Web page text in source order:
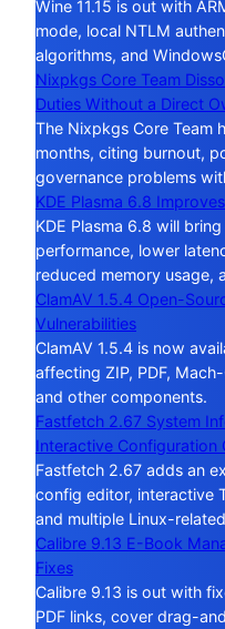
Wine 11.15 is out with
mode, local NTLM
algorithms, and
Nixpkgs Core Team
Duties Without a Direct
The Nixpkgs Core Team
months, citing burnout,
governance problems
KDE Plasma 6.8
KDE Plasma 6.8 will
performance, lower
reduced memory usage,
ClamAV 1.5.4 Open-
Vulnerabilities
ClamAV 1.5.4 is now
affecting ZIP, PDF,
and other components.
Fastfetch 2.67 System
Interactive Configuration
Fastfetch 2.67 adds an
config editor, interactive
and multiple Linux-
Calibre 9.13 E-Book
Fixes
Calibre 9.13 is out with
PDF links, cover drag-